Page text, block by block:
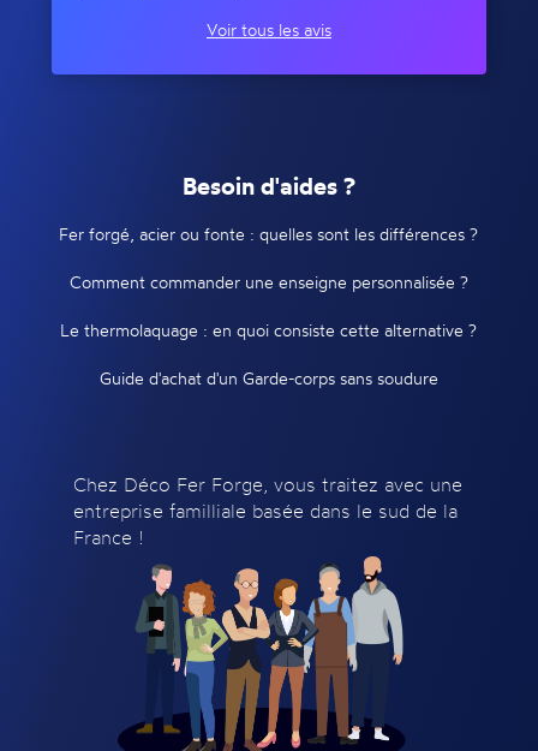
Voir tous les avis
Besoin d'aides ?
Fer forgé, acier ou fonte : quelles sont les différences ?
Comment commander une enseigne personnalisée ?
Le thermolaquage : en quoi consiste cette alternative ?
Guide d'achat d'un Garde-corps sans soudure
Chez Déco Fer Forge, vous traitez avec une
entreprise familliale basée dans le sud de la
France !